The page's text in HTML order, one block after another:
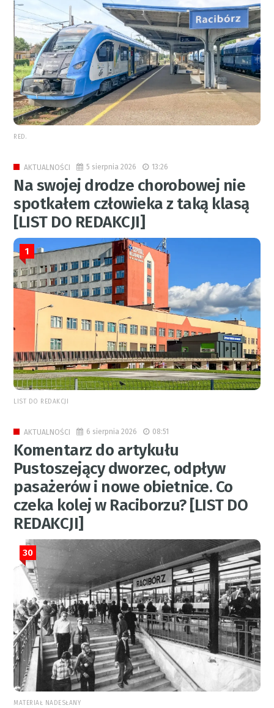
RED.
AKTUALNOŚCI 5 sierpnia 2026 13:26
Na swojej drodze chorobowej nie
spotkałem człowieka z taką klasą
[LIST DO REDAKCJI]
1
LIST DO REDAKCJI
AKTUALNOŚCI 6 sierpnia 2026 08:51
Komentarz do artykułu
Pustoszejący dworzec, odpływ
pasażerów i nowe obietnice. Co
czeka kolej w Raciborzu? [LIST DO
REDAKCJI]
30
MATERIAŁ NADESŁANY